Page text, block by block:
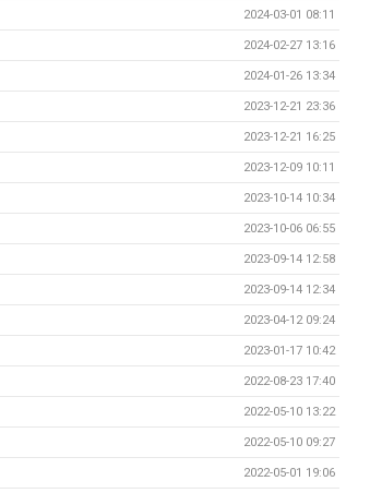
2024-03-01 08:11
2024-02-27 13:16
2024-01-26 13:34
2023-12-21 23:36
2023-12-21 16:25
2023-12-09 10:11
2023-10-14 10:34
2023-10-06 06:55
2023-09-14 12:58
2023-09-14 12:34
2023-04-12 09:24
2023-01-17 10:42
2022-08-23 17:40
2022-05-10 13:22
2022-05-10 09:27
2022-05-01 19:06